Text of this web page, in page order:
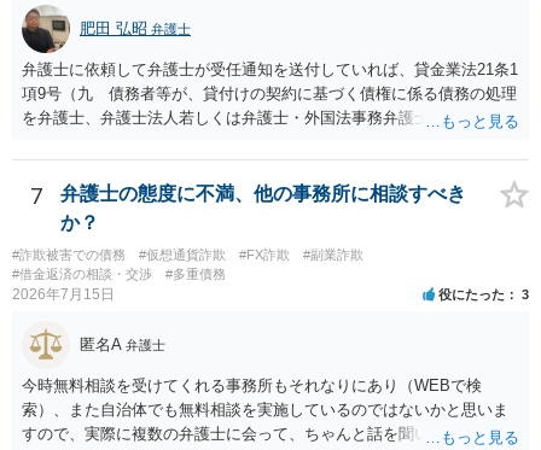
肥田 弘昭 弁護士
弁護士に依頼して弁護士が受任通知を送付していれば、貸金業法21条1
項9号（九 債務者等が、貸付けの契約に基づく債権に係る債務の処理
を弁護士、弁護士法人若しくは弁護士・外国法事務弁護士共同法人若
等」という。）に委託し、又はその処理のため必要な裁判所における
民事事件に関する手続をとり、弁護士等又は裁判所から書面によりそ
の旨の通知があつた場合において、正当な理由がないのに、債務者等
に対し、電話をかけ、電報を送達し、若しくはファクシミリ装置を用
いて送信し、又は訪問する方法により、当該債務を弁済することを要
求し、これに対し債務者等から直接要求しないよう求められたにもか
と。）に違反しています。監督官庁に行政処分を求める、裁判所に仮
処分申請、不退去罪が成立すれば警察に通報などの対応が考えられま
す。ご参考にしてください。
7
弁護士の態度に不満、他の事務所に相談すべき
か？
#詐欺被害での債務 #仮想通貨詐欺 #FX詐欺
#副業詐欺
#借金返済の相談・交渉
#多重債務
2026年7月15日 役にたった 3
匿名A 弁護士
今時無料相談を受けてくれる事務所もそれなりにあり（WEBで検
索）、また自治体でも無料相談を実施しているのではないかと思いま
すので、実際に複数の弁護士に会って、ちゃんと話を聞いてくれる